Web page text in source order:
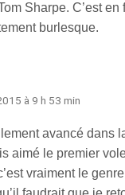
Sharpe. C’est en
burlesque.
à 9 h 53 min
avancé dans
aimé le premier
vraiment le